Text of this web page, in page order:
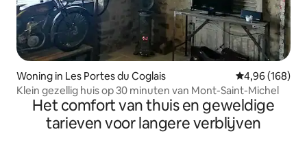
Woning in Les Portes du Coglais Gemiddelde
4,96 (168)
Klein gezellig huis op 30 minuten van Mont-Saint-Michel
Het comfort van thuis en geweldige
tarieven voor langere verblijven